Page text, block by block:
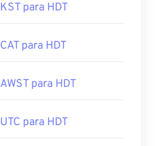
KST para HDT
CAT para HDT
AWST para HDT
UTC para HDT